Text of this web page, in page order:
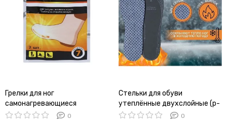
Грелки для ног
самонагревающиеся
самоклеящиеся 2шт
0
Стельки для обуви
утеплённые двухслойные (р-
р 36-45) 35493420